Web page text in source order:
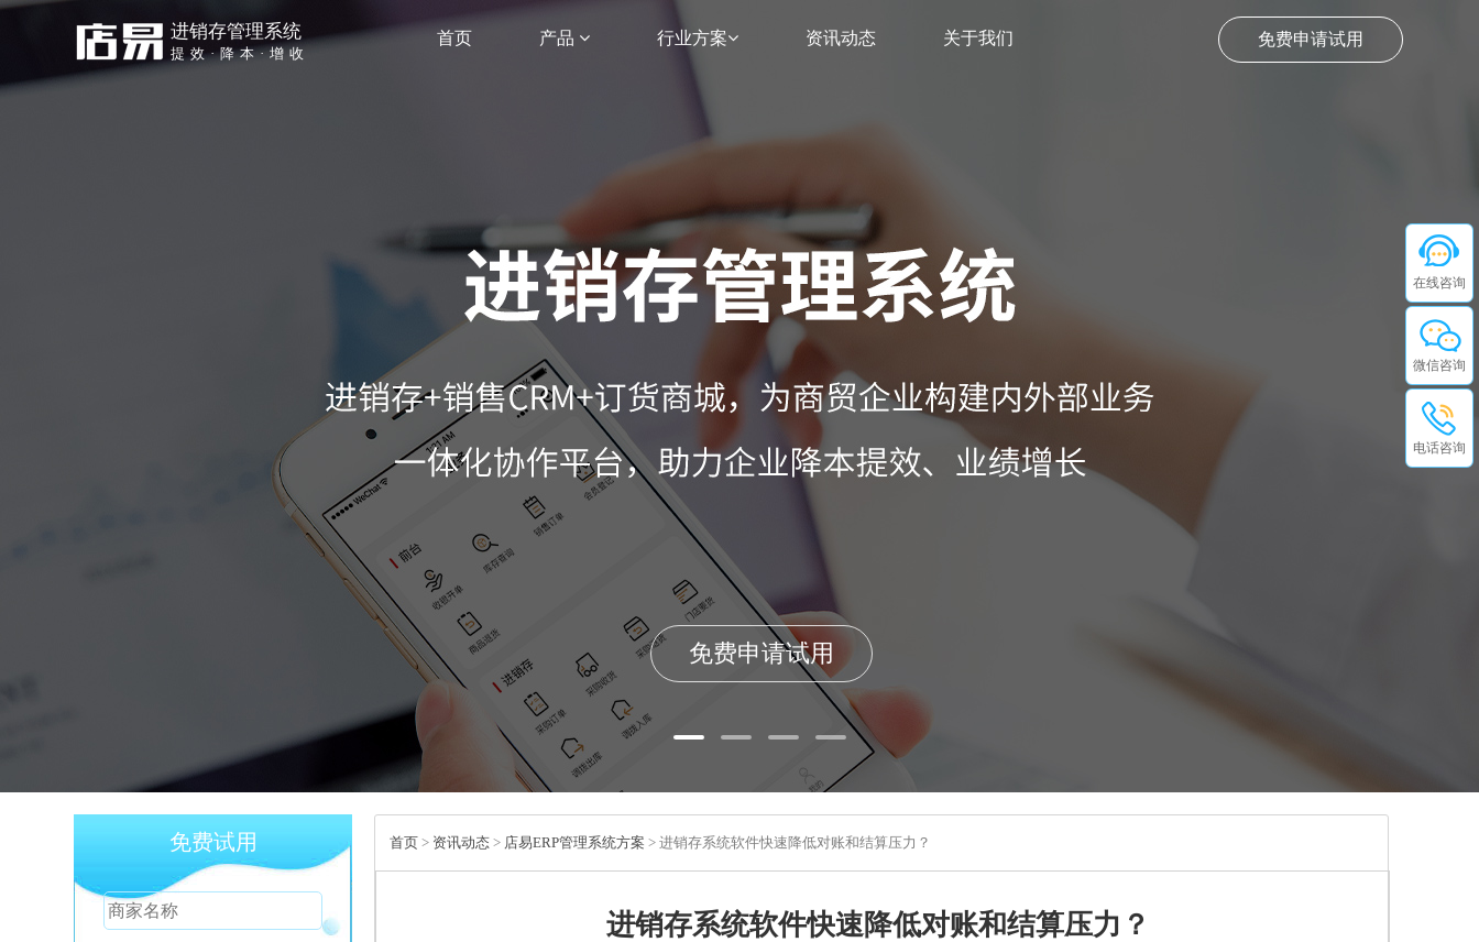
免费申请试用
进销存管理系统
提效·降本·增收
首页 产品 行业方案 资讯动态 关于我们
免费申请试用
免费试用 首页 > 资讯动态 > 店易ERP管理系统方案 > 进销存系统软件快速降低对账和结算压力？
进销存系统软件快速降低对账和结算压力？
在线咨询
微信咨询
电话咨询